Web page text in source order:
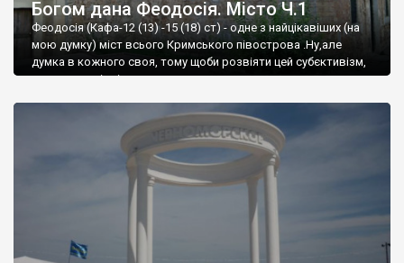
Богом дана Феодосія. Місто Ч.1
Феодосія (Кафа-12 (13) -15 (18) ст) - одне з найцікавіших (на
мою думку) міст всього Кримського півострова .Ну,але
думка в кожного своя, тому щоби розвіяти цей субєктивізм,
запрошую відвідати це